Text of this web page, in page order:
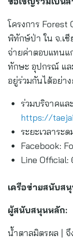
โครงการ Forest
พิทักษ์ป่า ใน จ.เชี
จ่ายค่าตอบแทนแ
ทักษะ อุปกรณ์ แล
อยู่ร่วมกันได้อย่า
ร่วมบริจาคแล
https://
ระยะเวลาระ
Facebook:
Line Official:
เครือข่ายสนับส
ผู้สนับสนุนหลัก:
น้ำตาลมิตรผล |